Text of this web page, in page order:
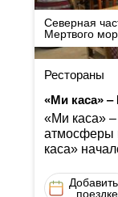
Северная
Мертвого
Рестораны
«Ми каса» ‒
«Ми каса» ‒
атмосферы
каса»
поездке